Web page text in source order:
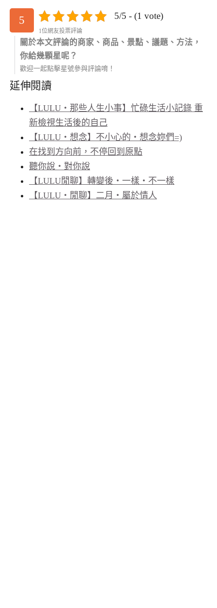
5 5/5 - (1 vote)
1位網友投票評論
關於本文評論的商家、商品、景點、議題、方法，
你給幾顆星呢？
歡迎一起點擊星號參與評論唷！
延伸閱讀
【LULU‧那些人生小事】忙碌生活小記錄 重
新檢視生活後的自己
【LULU‧想念】不小心的‧想念妳們=)
在找到方向前，不停回到原點
聽你說‧對你說
【LULU閒聊】轉變後‧一樣‧不一樣
【LULU‧閒聊】二月‧屬於情人